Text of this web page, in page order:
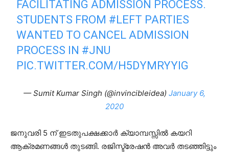
FACILITATING ADMISSION PROCESS.
STUDENTS FROM #LEFT PARTIES
WANTED TO CANCEL ADMISSION
PROCESS IN #JNU
PIC.TWITTER.COM/H5DYMRYYIG
— Sumit Kumar Singh (@invincibleidea) January 6,
2020
ജനുവരി 5 ന് ഇടതുപക്ഷക്കാർ ക്യാമ്പസ്സിൽ കയറി
ആക്രമണങ്ങൾ തുടങ്ങി. രജിസ്ട്രേഷൻ അവർ തടഞ്ഞിട്ടും